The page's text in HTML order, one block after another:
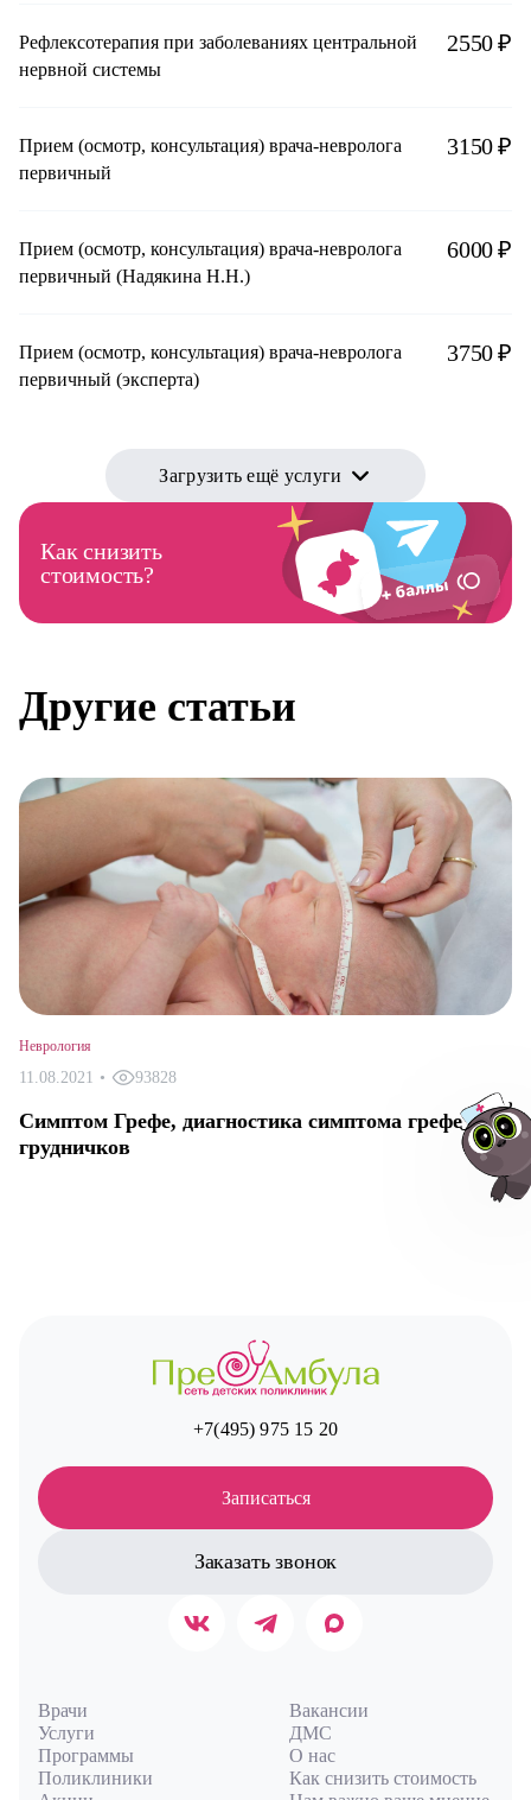
Рефлексотерапия при заболеваниях центральной
нервной системы
2550 ₽
Прием (осмотр, консультация) врача-невролога
первичный
3150 ₽
Прием (осмотр, консультация) врача-невролога
первичный (Надякина Н.Н.)
6000 ₽
Прием (осмотр, консультация) врача-невролога
первичный (эксперта)
3750 ₽
Загрузить ещё услуги
Как снизить
стоимость?
Другие статьи
Неврология
11.08.2021 • 93828
Cимптом Грефе, диагностика симптома грефе у
грудничков
+7(495) 975 15 20
Записаться
Заказать звонок
Врачи
Услуги
Программы
Поликлиники
Вакансии
ДМС
О нас
Как снизить стоимость